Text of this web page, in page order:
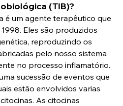
(TIB)?
é um agente terapêutico que
Eles são produzidos
reproduzindo os
pelo nosso sistema
no processo inflamatório.
sucessão de eventos que
estão envolvidos varias
As citocinas